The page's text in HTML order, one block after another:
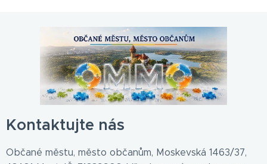
Kontaktujte nás
Občané městu, město občanům, Moskevská 1463/37,